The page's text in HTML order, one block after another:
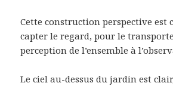
Cette construction perspective est
capter le regard, pour le
perception de l’ensemble à
Le ciel au-dessus du jardin est